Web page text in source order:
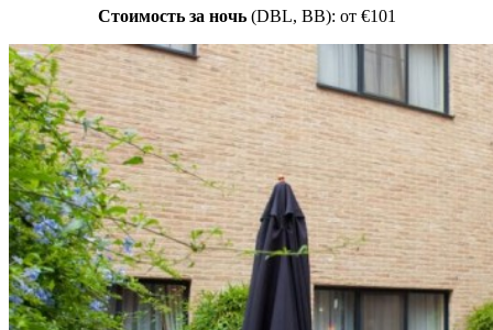
Стоимость за ночь(DBL, BB): от €101